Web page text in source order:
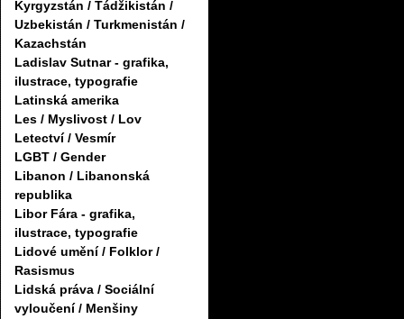
Kyrgyzstán / Tádžikistán /
Uzbekistán / Turkmenistán /
Kazachstán
Ladislav Sutnar - grafika,
ilustrace, typografie
Latinská amerika
Les / Myslivost / Lov
Letectví / Vesmír
LGBT / Gender
Libanon / Libanonská
republika
Libor Fára - grafika,
ilustrace, typografie
Lidové umění / Folklor /
Rasismus
Lidská práva / Sociální
vyloučení / Menšiny